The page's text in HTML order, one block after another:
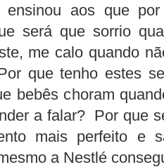
ensinou aos que
será que sorrio
me calo quando
que tenho estes
bebês choram
a falar? Por que
mais perfeito e
a Nestlé